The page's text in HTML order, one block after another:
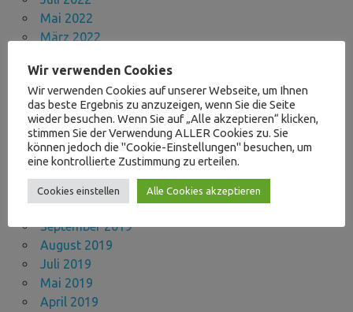
Mai 2022
März 2022
Oktober 2021
September 2021
August 2021
April 2021
November 2020
Oktober 2020
September 2020
März 2020
September 2019
August 2019
Juli 2019
Mai 2019
April 2019
Wir verwenden Cookies
Wir verwenden Cookies auf unserer Webseite, um Ihnen
das beste Ergebnis zu anzuzeigen, wenn Sie die Seite
wieder besuchen. Wenn Sie auf „Alle akzeptieren“ klicken,
stimmen Sie der Verwendung ALLER Cookies zu. Sie
können jedoch die "Cookie-Einstellungen" besuchen, um
eine kontrollierte Zustimmung zu erteilen.
Cookies einstellen Alle Cookies akzeptieren